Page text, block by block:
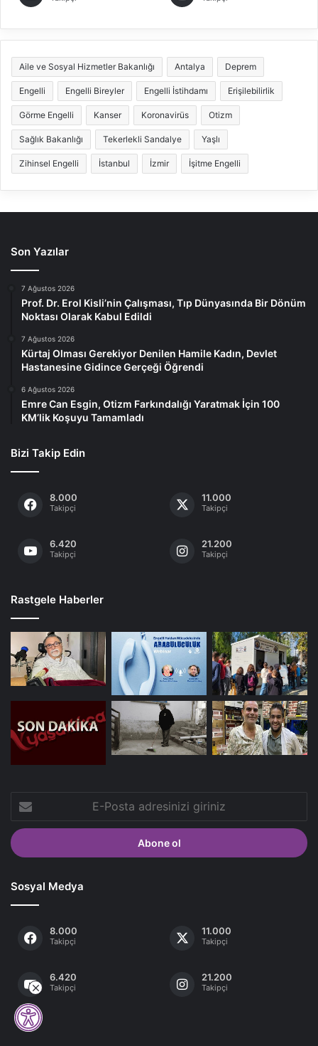
Aile ve Sosyal Hizmetler Bakanlığı Antalya Deprem
Engelli Engelli Bireyler Engelli İstihdamı Erişilebilirlik
Görme Engelli Kanser Koronavirüs Otizm
Sağlık Bakanlığı Tekerlekli Sandalye Yaşlı
Zihinsel Engelli İstanbul İzmir İşitme Engelli
Son Yazılar
7 Ağustos 2026
Prof. Dr. Erol Kisli’nin Çalışması, Tıp Dünyasında Bir Dönüm
Noktası Olarak Kabul Edildi
7 Ağustos 2026
Kürtaj Olması Gerekiyor Denilen Hamile Kadın, Devlet
Hastanesine Gidince Gerçeği Öğrendi
6 Ağustos 2026
Emre Can Esgin, Otizm Farkındalığı Yaratmak İçin 100
KM’lik Koşuyu Tamamladı
Bizi Takip Edin
8.000
Takipçi
11.000
Takipçi
6.420
Takipçi
21.200
Takipçi
Rastgele Haberler
Posta
adresinizi
giriniz
Sosyal Medya
8.000
Takipçi
11.000
Takipçi
6.420
Takipçi
21.200
Takipçi